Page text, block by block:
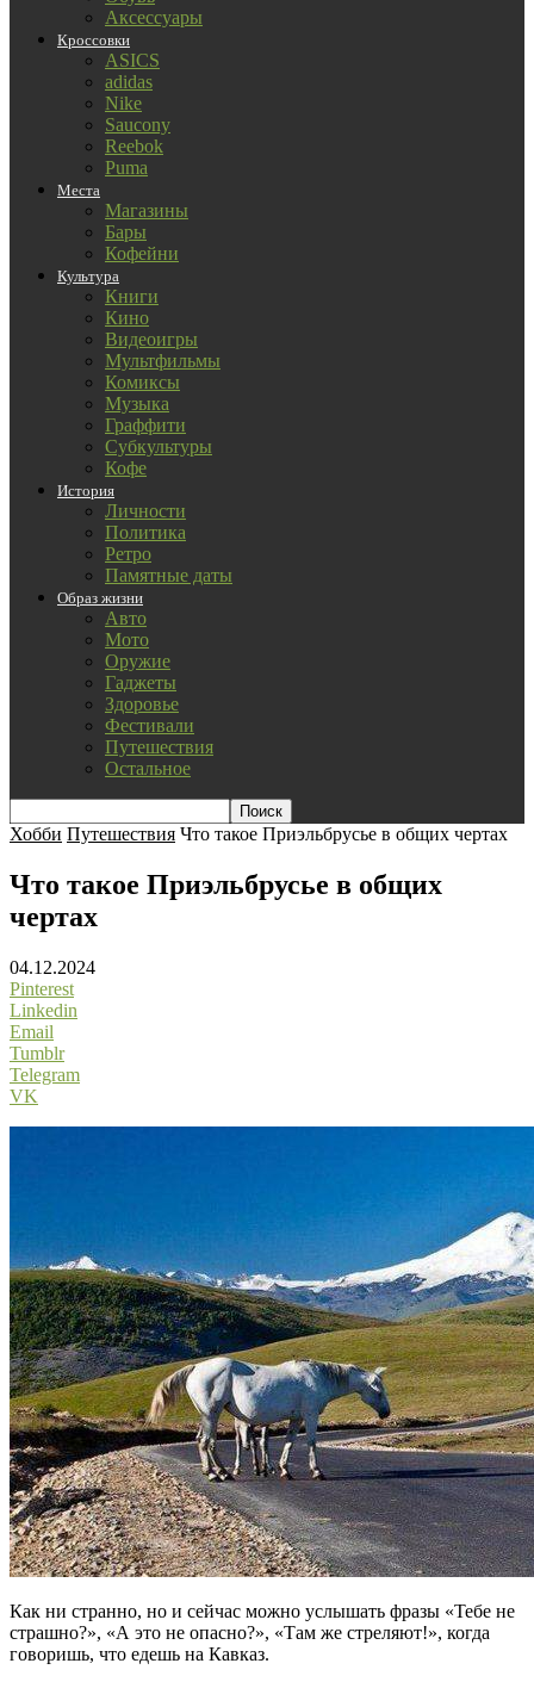
Аксессуары
Кроссовки
ASICS
adidas
Nike
Saucony
Reebok
Puma
Места
Магазины
Бары
Кофейни
Культура
Книги
Кино
Видеоигры
Мультфильмы
Комиксы
Музыка
Граффити
Субкультуры
Кофе
История
Личности
Политика
Ретро
Памятные даты
Образ жизни
Авто
Мото
Оружие
Гаджеты
Здоровье
Фестивали
Путешествия
Остальное
Хобби Путешествия Что такое Приэльбрусье в общих чертах
Что такое Приэльбрусье в общих
чертах
04.12.2024
Pinterest
Linkedin
Email
Tumblr
Telegram
VK
Как ни странно, но и сейчас можно услышать фразы «Тебе не
страшно?», «А это не опасно?», «Там же стреляют!», когда
говоришь, что едешь на Кавказ.